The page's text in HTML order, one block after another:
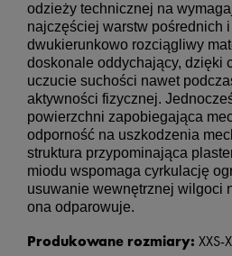
odzieży technicznej na
najczęściej warstw pośrednich i
dwukierunkowo rozciągliwy
doskonale oddychający, dzięki
uczucie suchości nawet
aktywności fizycznej.
powierzchni zapobiegająca
odporność na uszkodzenia
struktura przypominająca
miodu wspomaga cyrkulację
usuwanie wewnętrznej wilgoci
ona odparowuje.
Produkowane rozmiary: XXS-